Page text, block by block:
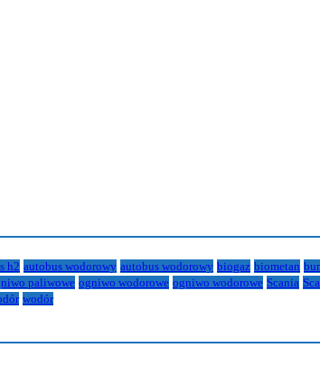
h2 autobus wodorowy autobus wodorowy biogaz biometan
paliwowe ogniwo wodorowe ogniwo wodorowe Scania
wodór